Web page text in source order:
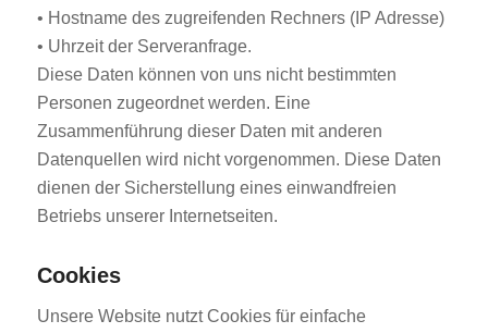
• Hostname des zugreifenden Rechners (IP Adresse)
• Uhrzeit der Serveranfrage.
Diese Daten können von uns nicht bestimmten
Personen zugeordnet werden. Eine
Zusammenführung dieser Daten mit anderen
Datenquellen wird nicht vorgenommen. Diese Daten
dienen der Sicherstellung eines einwandfreien
Betriebs unserer Internetseiten.
Cookies
Unsere Website nutzt Cookies für einfache